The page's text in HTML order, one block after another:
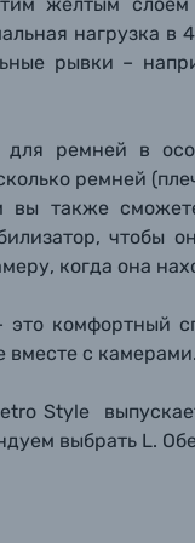
альбомы
нагрузка в
рывки –
для ремней в
ремней
вы также
чтобы
когда она
это комфортный
с
Style
выбрать L.